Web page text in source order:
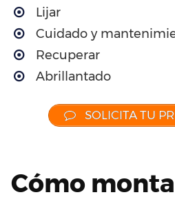
Lijar
Cuidado y
Recuperar
Abrillantado
SOLICITA TU
Cómo